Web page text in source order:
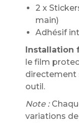
2 x
main)
Adhésif
Installation
le film
directement
outil.
Note :
variations